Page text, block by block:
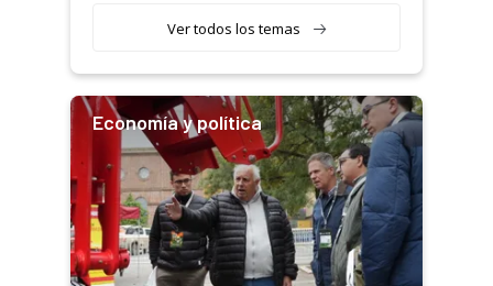
Ver todos los temas
Economía y política